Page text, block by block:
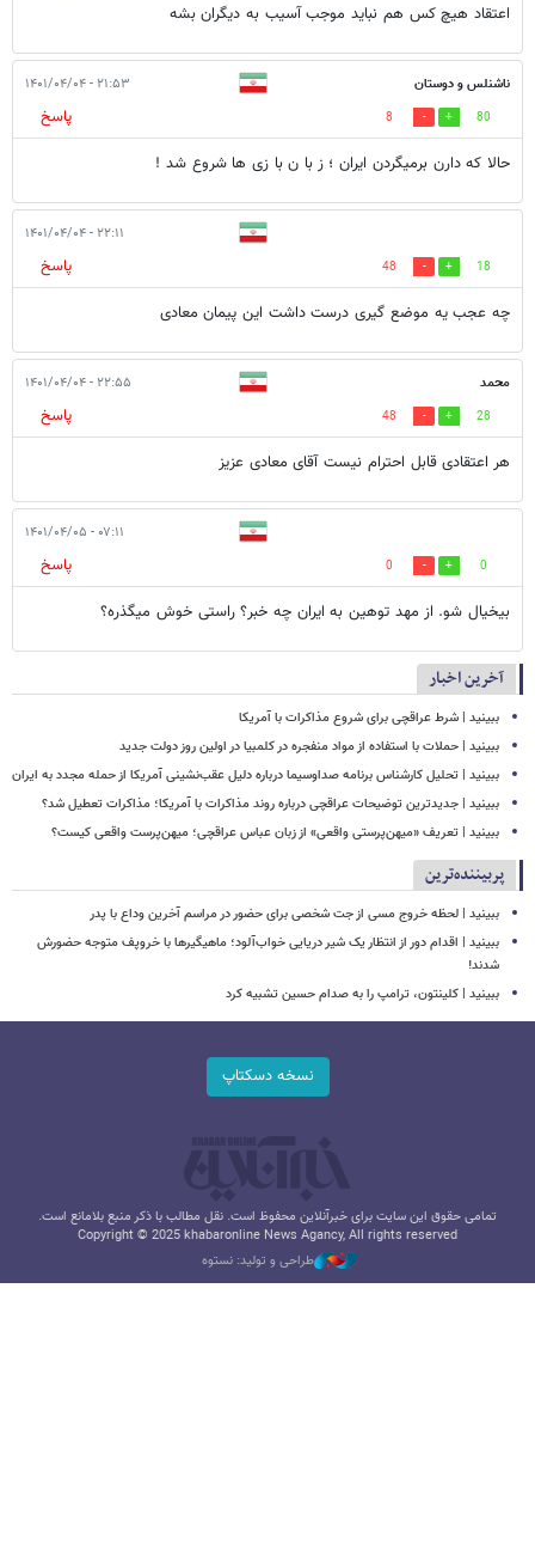
اعتقاد هیچ کس هم نباید موجب آسیب به دیگران بشه
ناشنلس و دوستان ۲۱:۵۳ - ۱۴۰۱/۰۴/۰۴
80
8
پاسخ
حالا که دارن برمیگردن ایران ؛ ز با ن با زی ها شروع شد !
۲۲:۱۱ - ۱۴۰۱/۰۴/۰۴
18
48
پاسخ
چه عجب یه موضع گیری درست داشت این پیمان معادی
محمد ۲۲:۵۵ - ۱۴۰۱/۰۴/۰۴
28
48
پاسخ
هر اعتقادی قابل احترام نیست آقای معادی عزیز
۰۷:۱۱ - ۱۴۰۱/۰۴/۰۵
0
0
پاسخ
بیخیال شو. از مهد توهین به ایران چه خبر؟ راستی خوش میگذره؟
آخرین اخبار
ببینید | شرط عراقچی برای شروع مذاکرات با آمریکا
ببینید | حملات با استفاده از مواد منفجره در کلمبیا در اولین روز دولت جدید
ببینید | تحلیل کارشناس برنامه صداوسیما درباره دلیل عقب‌نشینی آمریکا از حمله مجدد به ایران
ببینید | جدیدترین توضیحات عراقچی درباره روند مذاکرات با آمریکا؛ مذاکرات تعطیل شد؟
ببینید | تعریف «میهن‌پرستی واقعی» از زبان عباس عراقچی؛ میهن‌پرست واقعی کیست؟
پربیننده‌ترین
ببینید | لحظه خروج مسی از جت شخصی برای حضور در مراسم آخرین وداع با پدر
ببینید | اقدام دور از انتظار یک شیر دریایی خواب‌آلود؛ ماهیگیرها با خروپف متوجه حضورش
شدند!
ببینید | کلینتون، ترامپ را به صدام حسین تشبیه کرد
نسخه دسکتاپ
تمامی حقوق این سایت برای خبرآنلاین محفوظ است. نقل مطالب با ذکر منبع بلامانع است.
Copyright © 2025 khabaronline News Agancy, All rights reserved
طراحی و تولید: نستوه